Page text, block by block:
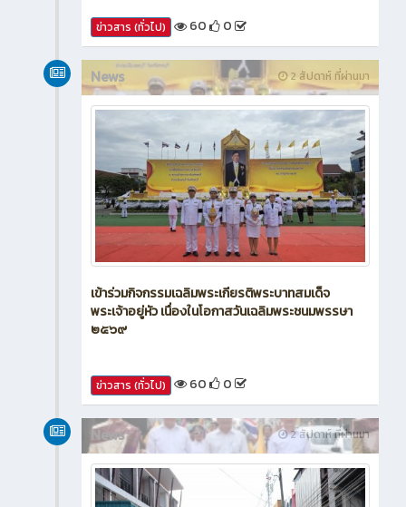
ข่าวสาร (ทั่วไป) 60 0
2 สัปดาห์ ที่ผ่านมา
News
เข้าร่วมกิจกรรมเฉลิมพระเกียรติพระบาทสมเด็จ
พระเจ้าอยู่หัว เนื่องในโอกาสวันเฉลิมพระชนมพรรษา
๒๕๖๙
ข่าวสาร (ทั่วไป) 60 0
2 สัปดาห์ ที่ผ่านมา
News